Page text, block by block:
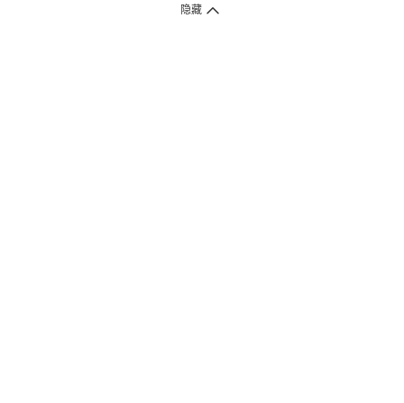
1. 送货到府（受卫生署条例规管产品除外 ）
隐藏